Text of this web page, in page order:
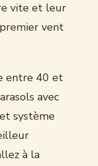
vite et leur
vent
entre 40 et
avec
système
à la